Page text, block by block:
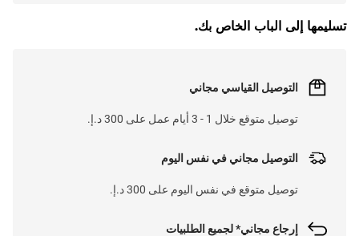
تسليمها إلى الباب الخاص بك.
التوصيل القياسي مجاني
توصيل متوقع خلال 1 - 3 أيام عمل على 300 د.إ.
التوصيل مجاني في نفس اليوم
توصيل متوقع في نفس اليوم على 300 د.إ.
إرجاع مجاني* لجميع الطلبيات